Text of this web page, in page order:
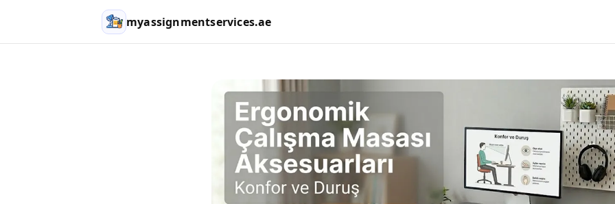
myassignmentservices.ae